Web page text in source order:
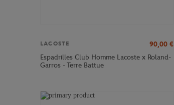
LACOSTE 90,00 €
Espadrilles Club Homme Lacoste x Roland-
Garros - Terre Battue